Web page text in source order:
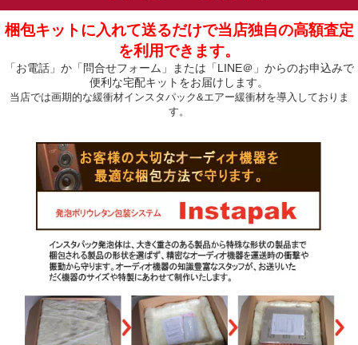
梱包キットに入れて送るだけで当店独自の高額査定
を利用できます。
「お電話」か「問合せフォーム」または「LINE＠」からのお申込みで
便利な宅配キットをお届けします。
当店では画期的な緩衝材インスタパック&エアー緩衝材を導入しておりま
す。